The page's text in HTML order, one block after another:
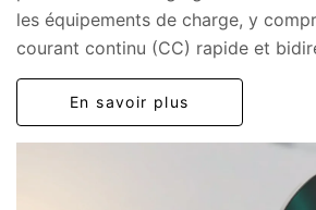
les équipements de charge, y
courant continu (CC) rapide et
En savoir plus